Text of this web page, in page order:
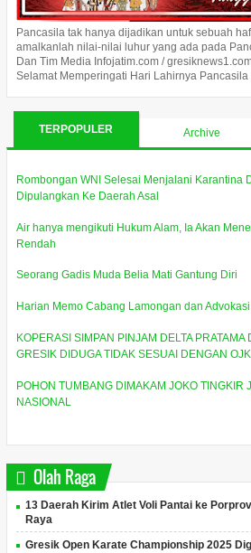
Pancasila tak hanya dijadikan untuk sebuah
amalkanlah nilai-nilai luhur yang ada pada
Dan Tim Media Infojatim.com /
Selamat Memperingati Hari Lahirnya Pancasila
TERPOPULER Archive
Rombongan WNI Selesai Menjalani Karantina
Dipulangkan Ke Daerah Asal
Air hanya mengikuti Hukum Alam, Ia Akan
Rendah
Seorang Gadis Muda Belia Mati Gantung Diri
Harian Memo Cabang Lamongan dan
KOPERASI SIMPAN PINJAM DELTA PRATAMA
GRESIK DIDUGA TIDAK SESUAI DENGAN OJK
POHON TUMBANG DIMAKAM JOKO TINGKIR
NASIONAL
Olah Raga
13 Daerah Kirim Atlet Voli Pantai ke
Raya
Gresik Open Karate Championship 2025